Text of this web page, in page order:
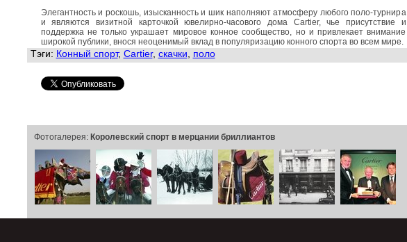
Элегантность и роскошь, изысканность и шик наполняют атмосферу любого поло-турнира
и являются визитной карточкой ювелирно-часового дома Cartier, чье присутствие и
поддержка не только украшает мировое конное сообщество, но и привлекает внимание
широкой публики, внося неоценимый вклад в популяризацию конного спорта во всем мире.
Тэги: Конный спорт, Cartier, скачки поло
Фотогалерея: Королевский спорт в мерцании бриллиантов